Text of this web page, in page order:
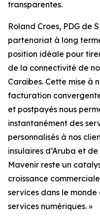
transparentes.
Roland Croes, PDG de
partenariat à long
position idéale pour
de la connectivité de
Caraïbes. Cette mise à
facturation
et postpayés nous
instantanément des
personnalisés à nos
insulaires d’Aruba et de
Mavenir reste un
croissance
services dans le
services numériques. »